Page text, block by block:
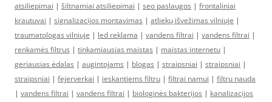
atsiliepimai | šiltnamiai atsiliepimai | seo paslaugos | frontaliniai
krautuvai | signalizacijos montavimas | atliekų išvežimas vilniuje |
traumatologas vilniuje | led reklama | vandens filtrai | vandens filtrai |
renkamės filtrus | tinkamiausias maistas | maistas internetu |
geriausias ėdalas | augintojams | blogas | straipsniai | straipsniai |
straipsniai | fejerverkai | ieskantiems filtru | filtrai namui | filtru nauda
| vandens filtrai | vandens filtrai | biologinės bakterijos | kanalizacijos